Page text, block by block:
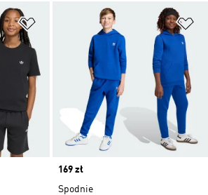
Dodaj do listy życzeń
Price
169 zł
Spodnie